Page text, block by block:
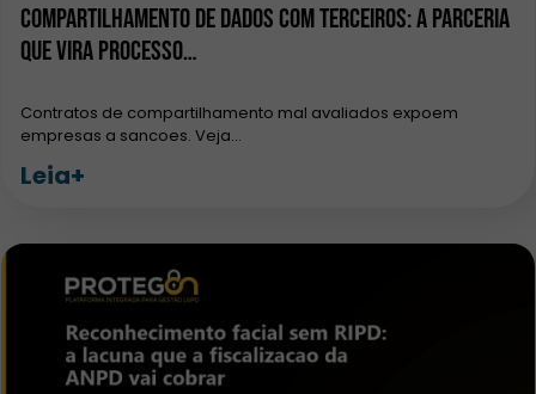
Compartilhamento de dados com terceiros: a parceria
que vira processo…
Contratos de compartilhamento mal avaliados expoem
empresas a sancoes. Veja…
Leia+